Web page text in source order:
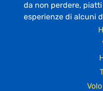
da non perdere,
esperienze di alcuni